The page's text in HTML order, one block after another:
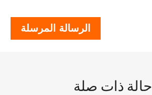
الرسالة المرسلة
حالة ذات صلة